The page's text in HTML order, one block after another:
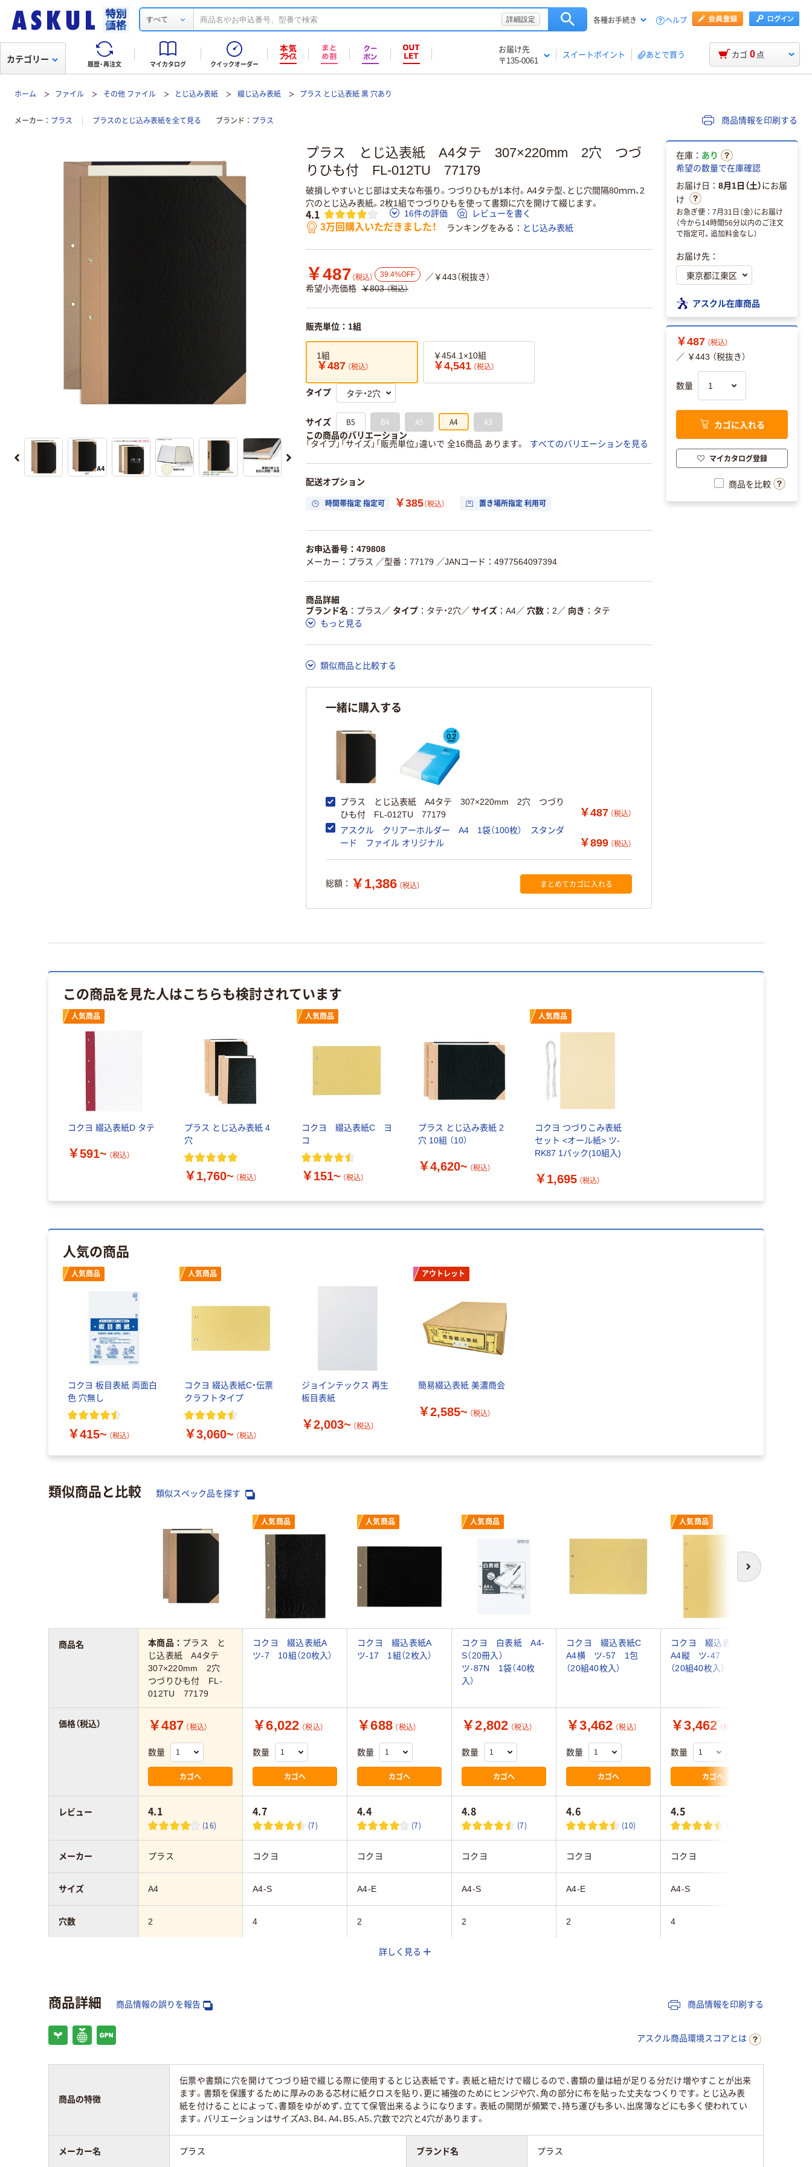
すべて 詳細設定 各種お手続き ヘルプ
履歴・再注文 マイカタログ クイックオーダー
お届け先
〒135-0061
スイートポイント あとで買う
カテゴリー カゴ 0 点
ホーム ファイル その他 ファイル とじ込み表紙 綴じ込み表紙 プラス とじ込表紙 黒 穴あり
メーカー プラス プラスのとじ込み表紙を全て見る ブランド プラス 商品情報を印刷する
プラス とじ込表紙 A4タテ 307×220mm 2穴 つづ
りひも付 FL-012TU 77179
破損しやすいとじ部は丈夫な布張り。つづりひもが1本付。A4タテ型、とじ穴間隔80ｍｍ、2
穴のとじ込み表紙。2枚1組でつづりひもを使って書類に穴を開けて綴じます。
4.1 16件の評価 レビューを書く
3万回購入いただきました！ ランキングをみる とじ込み表紙
￥487 （税込） 39.4%OFF
／￥443（税抜き）
希望小売価格 ￥803 （税込）
販売単位：1組
1組
￥487 （税込）
￥454.1×10組
￥4,541 （税込）
タイプ
サイズ B5 B4 A5 A4 A3
この商品のバリエーション
「タイプ」「サイズ」「販売単位」違いで 全16商品 あります。
すべてのバリエーションを見る
配送オプション
時間帯指定 指定可 ￥385（税込） 置き場所指定 利用可
お申込番号：479808
メーカー：プラス ／型番：77179 ／JANコード：4977564097394
商品詳細
ブランド名
プラス ／ タイプ タテ・2穴 ／ サイズ A4／ 穴数 2 ／ 向き
タテ
もっと見る
類似商品と比較する
一緒に購入する
プラス とじ込表紙 A4タテ 307×220mm 2穴 つづり
ひも付 FL-012TU 77179
￥487 （税込）
アスクル クリアーホルダー A4 1袋（100枚） スタンダ
ード ファイル オリジナル
￥899 （税込）
総額： ￥1,386 （税込） まとめてカゴに入れる
在庫： あり
希望の数量で在庫確認
お届け日： 8月1日（土）にお届
け
お急ぎ便：7月31日（金）にお届け
（今から14時間56分以内のご注文
で指定可。追加料金なし）
お届け先：
アスクル在庫商品
￥487 （税込）
／ ￥443 （税抜き）
数量
カゴに入れる
マイカタログ登録
商品を比較
この商品を見た人はこちらも検討されています
人気商品
コクヨ 綴込表紙D タテ
￥591~ （税込）
プラス とじ込み表紙 4
穴
￥1,760~ （税込）
人気商品
コクヨ 綴込表紙C ヨ
コ
￥151~ （税込）
プラス とじ込み表紙 2
穴 10組 （10）
￥4,620~ （税込）
人気商品
コクヨ つづりこみ表紙
セット <オール紙> ツ-
RK87 1パック(10組入)
￥1,695 （税込）
人気の商品
人気商品
コクヨ 板目表紙 両面白
色 穴無し
￥415~ （税込）
人気商品
コクヨ 綴込表紙C・伝票
クラフトタイプ
￥3,060~ （税込）
ジョインテックス 再生
板目表紙
￥2,003~ （税込）
アウトレット
簡易綴込表紙 美濃商会
￥2,585~ （税込）
類似商品と比較 類似スペック品を探す
次へ
人気商品 人気商品 人気商品 人気商品
本商品： プラス と
じ込表紙 A4タテ
307×220mm 2穴
つづりひも付 FL-
012TU 77179
コクヨ 綴込表紙A
ツ-7 10組（20枚入）
コクヨ 綴込表紙A
ツ-17 1組（2枚入）
コクヨ 白表紙 A4-
S（20冊入）
ツ-87N 1袋（40枚
入）
コクヨ 綴込表紙C
A4横 ツ-57 1包
（20組40枚入）
コクヨ 綴込表紙C
A4縦 ツ-47 1包
（20組40枚入）
￥487 （税込）
数量
カゴへ
￥6,022 （税込）
数量
カゴへ
￥688 （税込）
数量
カゴへ
￥2,802 （税込）
数量
カゴへ
￥3,462 （税込）
数量
カゴへ
￥3,462 （税込）
数量
カゴへ
4.1
(16)
4.7
(7)
4.4
(7)
4.8
(7)
4.6
(10)
4.5
(9)
プラス コクヨ コクヨ コクヨ コクヨ コクヨ
A4 A4-S A4-E A4-S A4-E A4-S
2 4 2 2 2 4
商品名
価格（税込）
レビュー
メーカー
サイズ
穴数
スコア
詳しく見る
商品詳細 商品情報の誤りを報告 商品情報を印刷する
アスクル商品環境スコアとは
商品の特徴
伝票や書類に穴を開けてつづり紐で綴じる際に使用するとじ込表紙です。表紙と紐だけで綴じるので、書類の量は紐が足りる分だけ増やすことが出来
ます。書類を保護するために厚みのある芯材に紙クロスを貼り、更に補強のためにヒンジや穴、角の部分に布を貼った丈夫なつくりです。とじ込み表
紙を付けることによって、書類をゆがめず、立てて保管出来るようになります。表紙の開閉が頻繁で、持ち運びも多い、出席簿などにも多く使われてい
ます。バリエーションはサイズA3、B4、A4、B5、A5、穴数で2穴と4穴があります。
メーカー名 プラス ブランド名 プラス